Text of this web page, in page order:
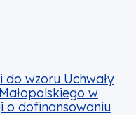
Uchwały Zarządu
do wzoru Uchwały
w
o dofinansowaniu